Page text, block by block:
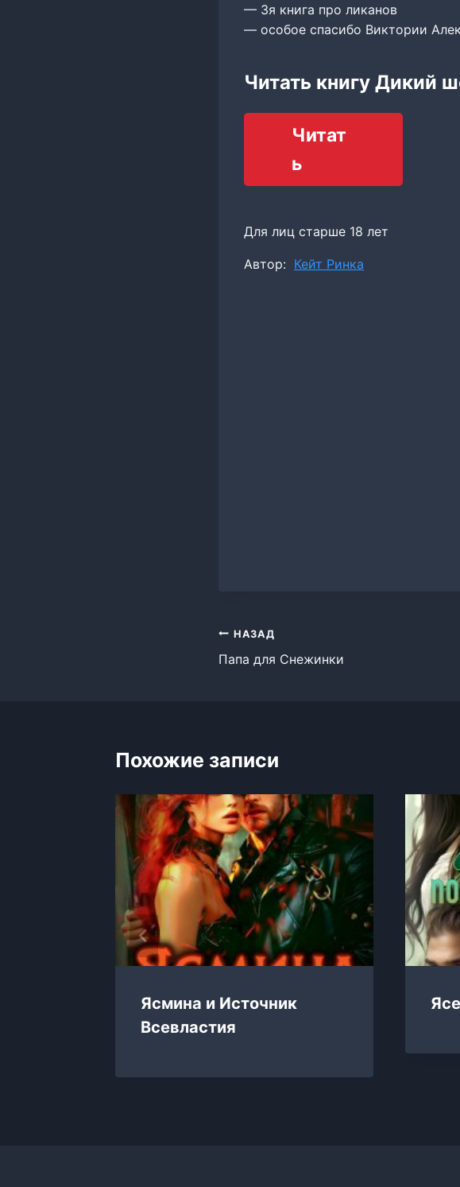
— 3я книга про ликанов
— особое спасибо Виктории
Читать книгу Дикий
Читат
ь
Для лиц старше 18 лет
Метки
Автор: Кейт Ринка
Навигация
по
НАЗАД
Папа для Снежинки
Похожие записи
Ясмина и Источник
Всевластия